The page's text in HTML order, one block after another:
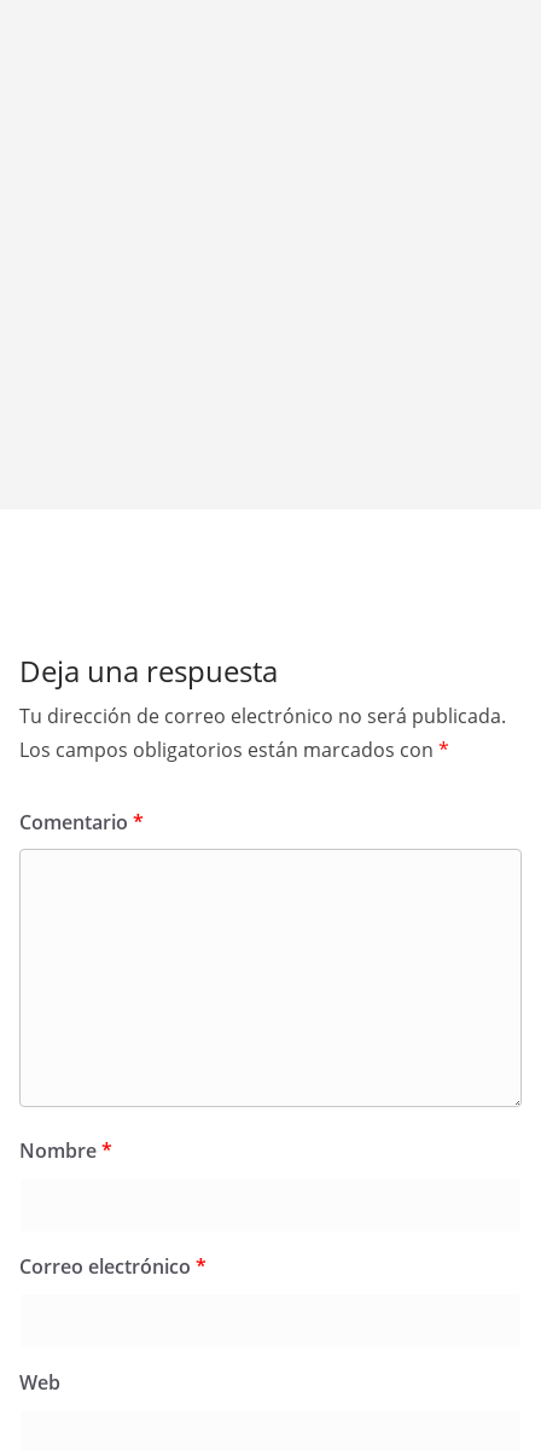
Deja una respuesta
Tu dirección de correo electrónico no será publicada.
Los campos obligatorios están marcados con *
Comentario *
Nombre*
Correo electrónico *
Web